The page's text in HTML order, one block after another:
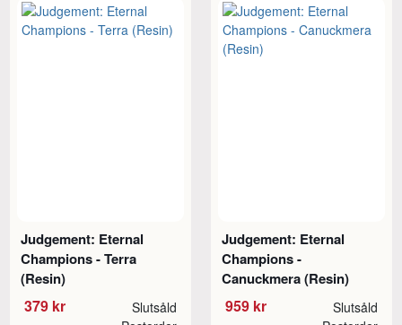
Judgement: Eternal
Champions - Terra
(Resin)
379 kr Slutsåld
Judgement: Eternal
Champions -
Canuckmera (Resin)
959 kr Slutsåld